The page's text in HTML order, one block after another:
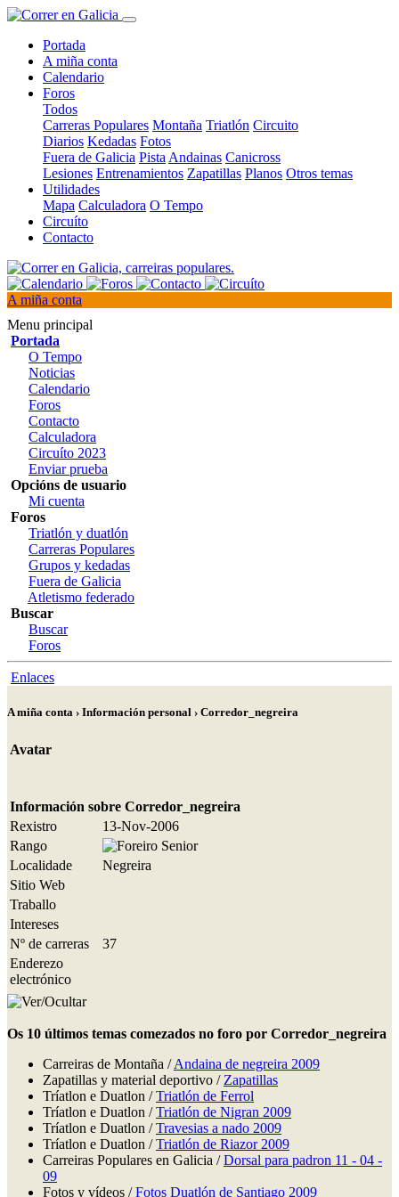
Portada
A miña conta
Calendario
Foros
Todos
Carreras Populares Montaña Triatlón Circuito
Diarios Kedadas Fotos
Fuera de Galicia Pista Andainas Canicross
Lesiones Entrenamientos Zapatillas Planos Otros temas
Utilidades
Mapa Calculadora O Tempo
Circuíto
Contacto
A miña conta
Menu principal
Portada
O Tempo
Noticias
Calendario
Foros
Contacto
Calculadora
Circuíto 2023
Enviar prueba
Opcións de usuario
Mi cuenta
Foros
Triatlón y duatlón
Carreras Populares
Grupos y kedadas
Fuera de Galicia
Atletismo federado
Buscar
Buscar
Foros
Enlaces
A miña conta › Información personal › Corredor_negreira
Avatar
Información sobre Corredor_negreira
Rexistro
13-Nov-2006
Rango
Localidade
Negreira
Sitio Web
Traballo
Intereses
Nº de carreras
37
Enderezo
electrónico
Os 10 últimos temas comezados no foro por Corredor_negreira
Carreiras de Montaña /Andaina de negreira 2009
Zapatillas y material deportivo / Zapatillas
Tríatlon e Duatlon /Triatlón de Ferrol
Tríatlon e Duatlon /Triatlón de Nigran 2009
Tríatlon e Duatlon /Travesias a nado 2009
Tríatlon e Duatlon /Triatlón de Riazor 2009
Carreiras Populares en Galicia /Dorsal para padron 11 - 04 -
09
Fotos y vídeos /Fotos Duatlón de Santiago 2009